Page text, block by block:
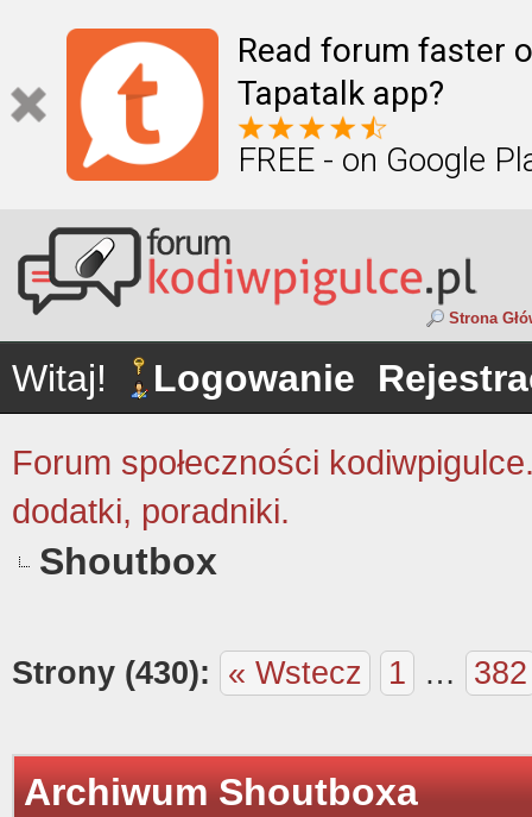
Read forum faster
Tapatalk app?
FREE - on Google
Strona
Witaj! Logowanie
Forum społeczności
dodatki, poradniki.
Shoutbox
Strony (430): « Wstecz 1 … 382
Archiwum Shoutboxa